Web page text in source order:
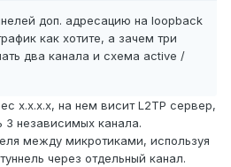
доп. адресацию на loopback
как хотите, а зачем три
два канала и схема active /
х.х.х.х, на нем висит L2TP сервер,
3 независимых канала.
между микротиками, используя
через отдельный канал.